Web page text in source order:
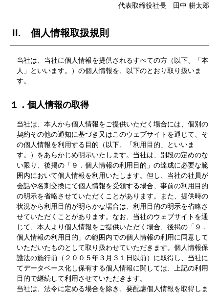
代表取締役社長 田中 耕太郎
II. 個人情報取扱規則
当社は、当社に個人情報を提供されるすべての方（以下、「本
人」といいます。）の個人情報を、以下のとおり取り扱いま
す。
１．個人情報の取得
当社は、本人から個人情報をご提供いただく場合には、個別の
契約その他の通知に基づき又はこのウェブサイトを通じて、そ
の個人情報を利用する目的（以下、「利用目的」といいま
す。）をあらかじめ明示いたします。当社は、別段の定めのな
い限り、後掲の「９．個人情報の利用目的」の達成に必要な範
囲内において個人情報を利用いたします。但し、当社の社員が
会話や名刺交換にて個人情報を受領する場合、事前の利用目的
の明示を省略させていただくことがあります。また、提供時の
状況から利用目的が明らかな場合は、利用目的の明示を省略さ
せていただくことがあります。なお、当社のウェブサイトを通
じて、本人より個人情報をご提供いただく場合、後掲の「９．
個人情報の利用目的」の範囲内での個人情報の利用に同意して
いただいたものとして取り扱わせていただきます。個人情報保
護法の施行前（２００５年３月３１日以前）に取得し、当社に
てデータベース化し保有する個人情報に関しては、上記の利用
目的で継続して利用させていただきます。
当社は、法令に定める場合を除き、要配慮個人情報を取得しま